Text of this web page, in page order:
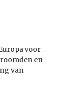
voor
en
van